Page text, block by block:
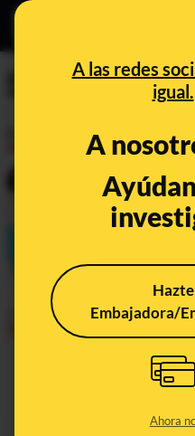
A las redes
igual.
A
Hazte
Embajadora/
Ahora
precios
CONTEXTO
Qué sabemos
gasolina que